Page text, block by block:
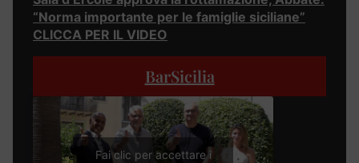
“Norma importante per le famiglie siciliane”
CLICCA PER IL VIDEO
BarSicilia
Fai clic per accettare i